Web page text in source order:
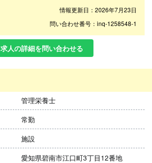
情報更新日：2026年7月23日
問い合わせ番号：inq-1258548-1
求人の詳細を問い合わせる
管理栄養士
常勤
施設
愛知県碧南市江口町3丁目12番地